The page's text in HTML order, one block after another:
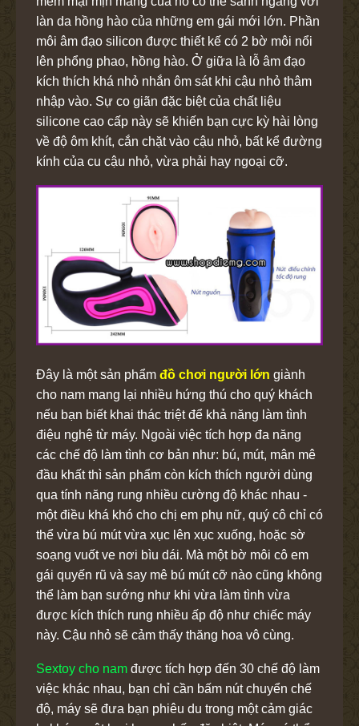
làn da hồng hào của những em gái mới lớn. Phần
môi âm đạo silicon được thiết kế có 2 bờ môi nổi
lên phổng phao, hồng hào. Ở giữa là lỗ âm đạo
kích thích khá nhỏ nhắn ôm sát khi cậu nhỏ thâm
nhập vào. Sự co giãn đặc biệt của chất liệu
silicone cao cấp này sẽ khiến bạn cực kỳ hài lòng
về độ ôm khít, cắn chặt vào cậu nhỏ, bất kể đường
kính của cu cậu nhỏ, vừa phải hay ngoại cỡ.
Đây là một sản phẩm đồ chơi người lớn giành
cho nam mang lại nhiều hứng thú cho quý khách
nếu bạn biết khai thác triệt để khả năng làm tình
điệu nghệ từ máy. Ngoài việc tích hợp đa năng
các chế độ làm tình cơ bản như: bú, mút, mân mê
đầu khất thì sản phẩm còn kích thích người dùng
qua tính năng rung nhiều cường độ khác nhau -
một điều khá khó cho chị em phụ nữ, quý cô chỉ có
thể vừa bú mút vừa xục lên xục xuống, hoặc sờ
soạng vuốt ve nơi bìu dái. Mà một bờ môi cô em
gái quyến rũ và say mê bú mút cỡ nào cũng không
thể làm bạn sướng như khi vừa làm tình vừa
được kích thích rung nhiều ấp độ như chiếc máy
này. Cậu nhỏ sẽ cảm thấy thăng hoa vô cùng.
Sextoy cho nam được tích hợp đến 30 chế độ làm
việc khác nhau, bạn chỉ cần bấm nút chuyển chế
độ, máy sẽ đưa bạn phiêu du trong một cảm giác